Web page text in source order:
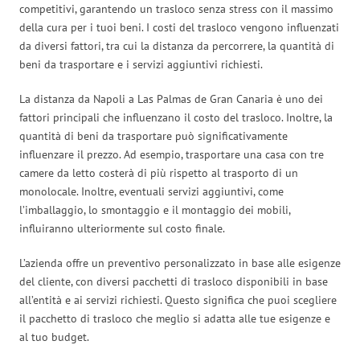
competitivi, garantendo un trasloco senza stress con il massimo
della cura per i tuoi beni. I costi del trasloco vengono influenzati
da diversi fattori, tra cui la distanza da percorrere, la quantità di
beni da trasportare e i servizi aggiuntivi richiesti.
La distanza da Napoli a Las Palmas de Gran Canaria è uno dei
fattori principali che influenzano il costo del trasloco. Inoltre, la
quantità di beni da trasportare può significativamente
influenzare il prezzo. Ad esempio, trasportare una casa con tre
camere da letto costerà di più rispetto al trasporto di un
monolocale. Inoltre, eventuali servizi aggiuntivi, come
l’imballaggio, lo smontaggio e il montaggio dei mobili,
influiranno ulteriormente sul costo finale.
L’azienda offre un preventivo personalizzato in base alle esigenze
del cliente, con diversi pacchetti di trasloco disponibili in base
all’entità e ai servizi richiesti. Questo significa che puoi scegliere
il pacchetto di trasloco che meglio si adatta alle tue esigenze e
al tuo budget.